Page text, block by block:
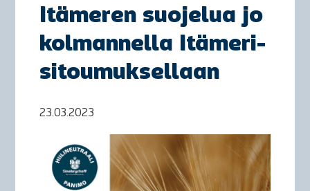
Itämeren suojelua jo
kolmannella Itämeri-
sitoumuksellaan
23.03.2023